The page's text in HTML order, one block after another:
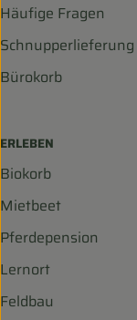
Häufige Fragen
Schnupperlieferung
Bürokorb
ERLEBEN
Biokorb
Mietbeet
Pferdepension
Lernort
Feldbau